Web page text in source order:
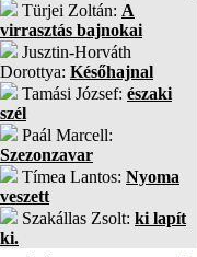
Türjei Zoltán: A
virrasztás bajnokai
Jusztin-Horváth
Dorottya: Későhajnal
Tamási József: északi
szél
Paál Marcell:
Szezonzavar
Tímea Lantos: Nyoma
veszett
Szakállas Zsolt: ki lapít
ki.